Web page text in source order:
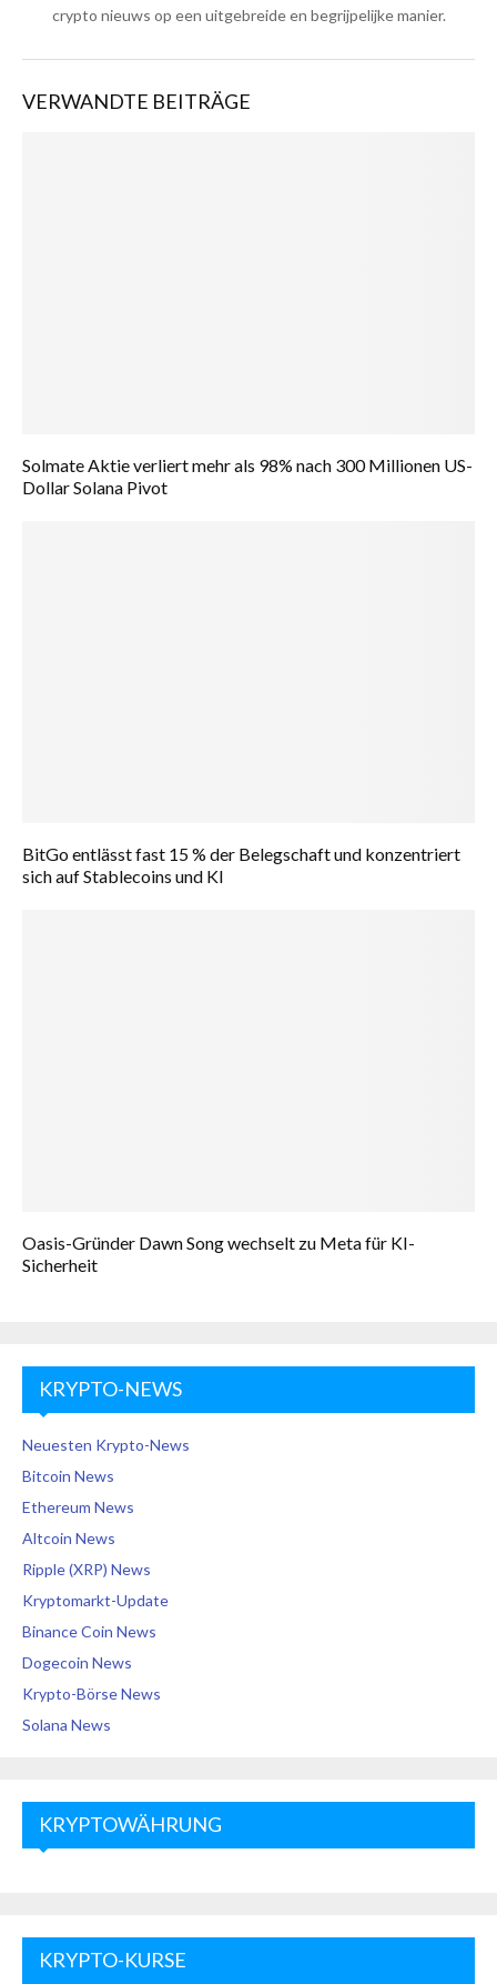
crypto nieuws op een uitgebreide en begrijpelijke manier.
VERWANDTE BEITRÄGE
Solmate Aktie verliert mehr als 98% nach 300 Millionen US-
Dollar Solana Pivot
BitGo entlässt fast 15 % der Belegschaft und konzentriert
sich auf Stablecoins und KI
Oasis-Gründer Dawn Song wechselt zu Meta für KI-
Sicherheit
KRYPTO-NEWS
Neuesten Krypto-News
Bitcoin News
Ethereum News
Altcoin News
Ripple (XRP) News
Kryptomarkt-Update
Binance Coin News
Dogecoin News
Krypto-Börse News
Solana News
KRYPTOWÄHRUNG
KRYPTO-KURSE